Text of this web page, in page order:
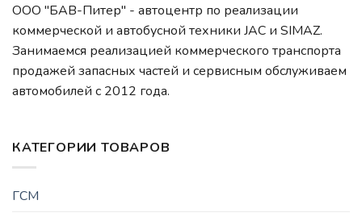
ООО "БАВ-Питер" - автоцентр по реализации
коммерческой и автобусной техники JAC и SIMAZ.
Занимаемся реализацией коммерческого транспорта
продажей запасных частей и сервисным обслуживаем
автомобилей c 2012 года.
КАТЕГОРИИ ТОВАРОВ
ГСМ